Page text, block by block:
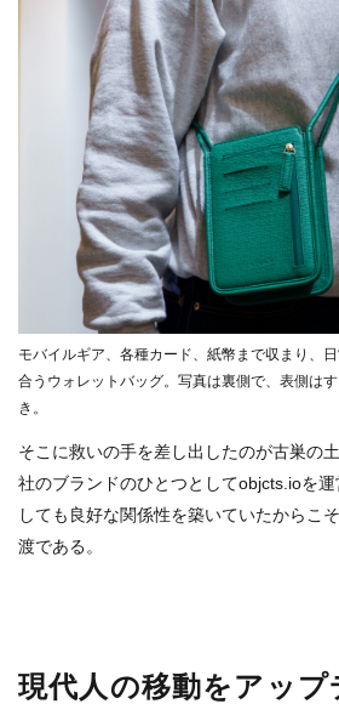
モバイルギア、各種カード、紙幣まで収まり、
合うウォレットバッグ。写真は裏側で、表側は
き。
そこに救いの手を差し出したのが古巣の
社のブランドのひとつとしてobjcts.ioを
しても良好な関係性を築いていたからこ
渡である。
現代人の移動をアップ